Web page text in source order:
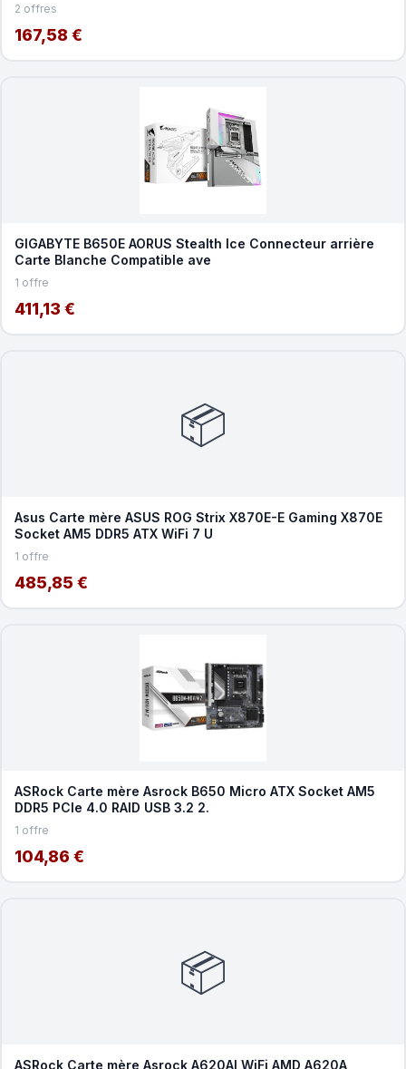
2 offres
167,58 €
GIGABYTE B650E AORUS Stealth Ice Connecteur arrière
Carte Blanche Compatible ave
1 offre
411,13 €
📦
Asus Carte mère ASUS ROG Strix X870E-E Gaming X870E
Socket AM5 DDR5 ATX WiFi 7 U
1 offre
485,85 €
ASRock Carte mère Asrock B650 Micro ATX Socket AM5
DDR5 PCIe 4.0 RAID USB 3.2 2.
1 offre
104,86 €
📦
ASRock Carte mère Asrock A620AI WiFi AMD A620A